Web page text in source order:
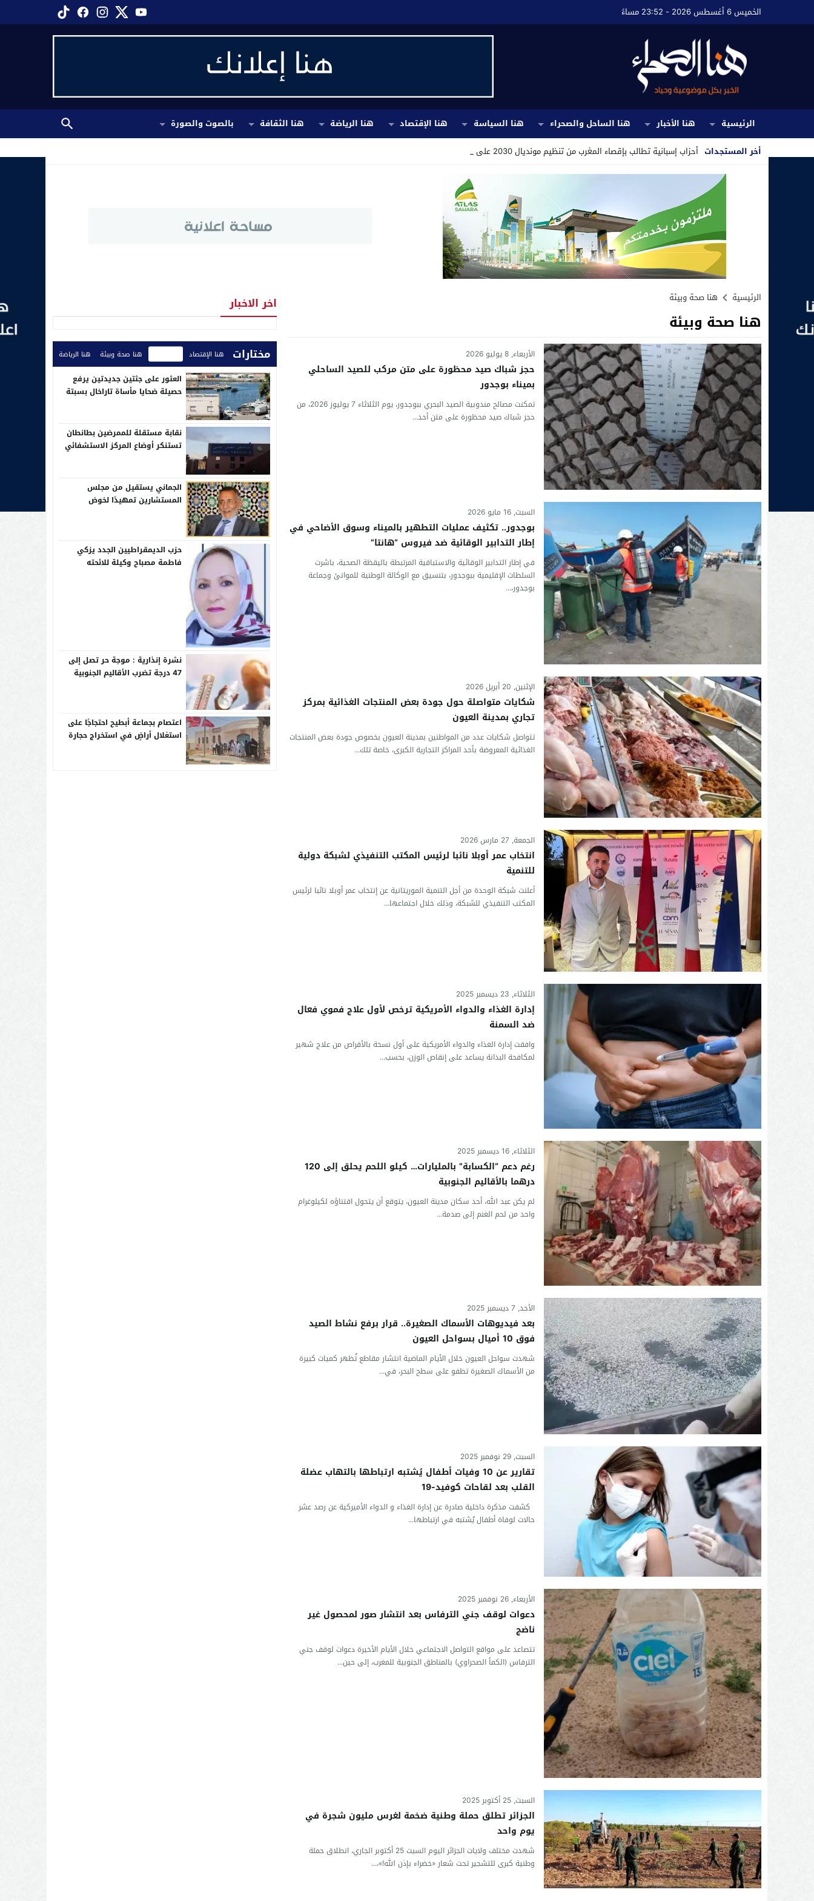
الخميس 6 أغسطس 2026 - 23:52 مساءً
الرئيسية هنا الأخبار هنا الساحل والصحراء هنا السياسة هنا الإقتصاد هنا الرياضة هنا الثقافة
بالصوت والصورة
أخر المستجدات أحزاب إسبانية تطالب بإقصاء المغرب من تنظيم مونديال 2030 على خلفية أزمة اله_
Stop
Previous
Next
الرئيسية هنا صحة وبيئة
هنا صحة وبيئة
الأربعاء, 8 يوليو 2026
حجز شباك صيد محظورة على متن مركب للصيد الساحلي
بميناء بوجدور
تمكنت مصالح مندوبية الصيد البحري ببوجدور، يوم الثلاثاء 7 يوليوز 2026، من
حجز شباك صيد محظورة على متن أحد...
السبت, 16 مايو 2026
بوجدور.. تكثيف عمليات التطهير بالميناء وسوق الأضاحي في
إطار التدابير الوقائية ضد فيروس “هانتا”
في إطار التدابير الوقائية والاستباقية المرتبطة باليقظة الصحية، باشرت
السلطات الإقليمية ببوجدور، بتنسيق مع الوكالة الوطنية للموانئ وجماعة
بوجدور،...
الإثنين, 20 أبريل 2026
شكايات متواصلة حول جودة بعض المنتجات الغذائية بمركز
تجاري بمدينة العيون
تتواصل شكايات عدد من المواطنين بمدينة العيون بخصوص جودة بعض المنتجات
الغذائية المعروضة بأحد المراكز التجارية الكبرى، خاصة تلك...
الجمعة, 27 مارس 2026
انتخاب عمر أوبلا نائبا لرئيس المكتب التنفيذي لشبكة دولية
للتنمية
أعلنت شبكة الوحدة من أجل التنمية الموريتانية عن إنتخاب عمر أوبلا نائبا لرئيس
المكتب التنفيذي للشبكة، وذلك خلال اجتماعها...
الثلاثاء, 23 ديسمبر 2025
إدارة الغذاء والدواء الأمريكية ترخص لأول علاج فموي فعال
ضد السمنة
وافقت إدارة الغذاء والدواء الأمريكية على أول نسخة بالأقراص من علاج شهير
لمكافحة البدانة يساعد على إنقاص الوزن، بحسب...
الثلاثاء, 16 ديسمبر 2025
رغم دعم “الكسابة” بالمليارات… كيلو اللحم يحلق إلى 120
درهما بالأقاليم الجنوبية
لم يكن عبد الله، أحد سكان مدينة العيون، يتوقع أن يتحول اقتناؤه لكيلوغرام
واحد من لحم الغنم إلى صدمة...
الأحد, 7 ديسمبر 2025
بعد فيديوهات الأسماك الصغيرة.. قرار برفع نشاط الصيد
فوق 10 أميال بسواحل العيون
شهدت سواحل العيون خلال الأيام الماضية انتشار مقاطع تُظهر كميات كبيرة
من الأسماك الصغيرة تطفو على سطح البحر، في...
السبت, 29 نوفمبر 2025
تقارير عن 10 وفيات أطفال يُشتبه ارتباطها بالتهاب عضلة
القلب بعد لقاحات كوفيد-19
كشفت مذكرة داخلية صادرة عن إدارة الغذاء و الدواء الأميركية عن رصد عشر
حالات لوفاة أطفال يُشتبه في ارتباطها...
الأربعاء, 26 نوفمبر 2025
دعوات لوقف جني الترفاس بعد انتشار صور لمحصول غير
ناضج
تتصاعد على مواقع التواصل الاجتماعي خلال الأيام الأخيرة دعوات لوقف جني
الترفاس (الكمأ الصحراوي) بالمناطق الجنوبية للمغرب، إلى حين...
السبت, 25 أكتوبر 2025
الجزائر تطلق حملة وطنية ضخمة لغرس مليون شجرة في
يوم واحد
شهدت مختلف ولايات الجزائر اليوم السبت 25 أكتوبر الجاري، انطلاق حملة
وطنية كبرى للتشجير تحت شعار «خضراء بإذن الله!»،...
اخر الاخبار
مختارات هنا الإقتصاد هنا صحة وبيئة هنا الرياضة
العثور على جثتين جديدتين يرفع
حصيلة ضحايا مأساة تاراخال بسبتة
نقابة مستقلة للممرضين بطانطان
تستنكر أوضاع المركز الاستشفائي
الجماني يستقيل من مجلس
المستشارين تمهيدًا لخوض
حزب الديمقراطيين الجدد يزكي
فاطمة مصباح وكيلة للائحته
نشرة إنذارية : موجة حر تصل إلى
47 درجة تضرب الأقاليم الجنوبية
اعتصام بجماعة أبطيح احتجاجًا على
استغلال أراضٍ في استخراج حجارة